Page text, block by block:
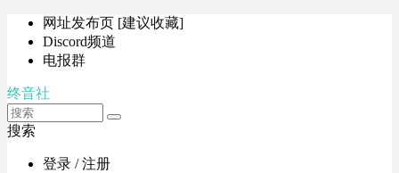
网址发布页 [建议收藏]
Discord频道
电报群
终音社
搜索
登录 / 注册